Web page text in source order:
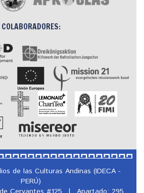
COLABORADORES:
de las Culturas Andinas (IDECA -
PERÚ)